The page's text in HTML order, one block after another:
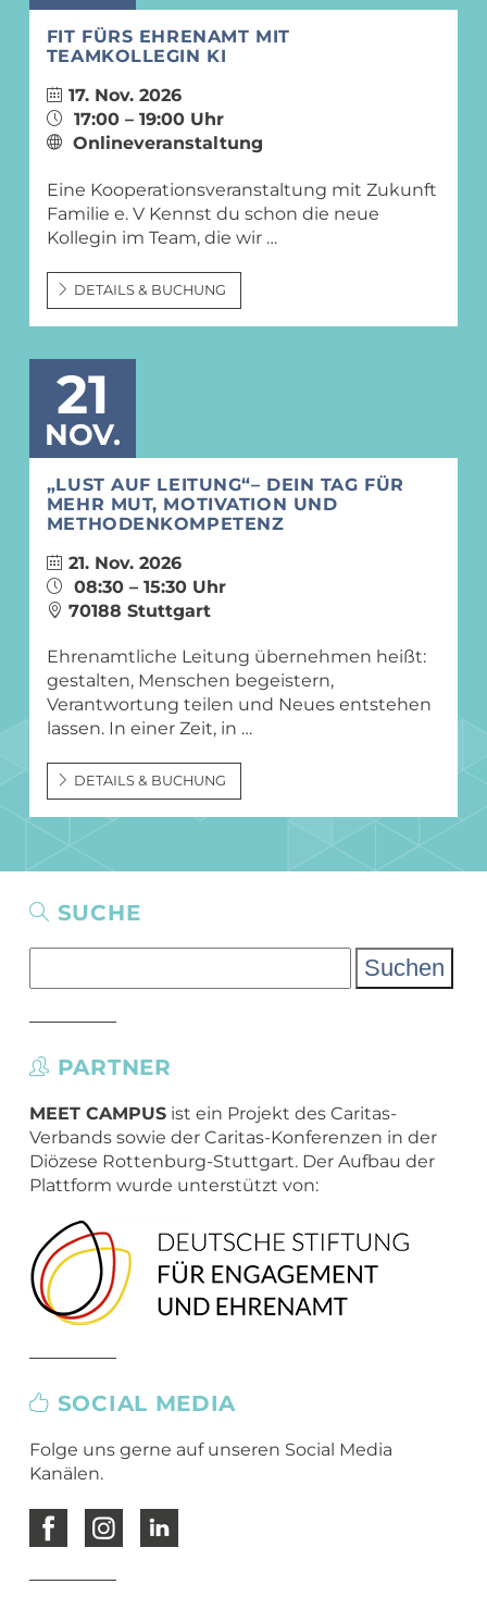
FIT FÜRS EHRENAMT MIT
TEAMKOLLEGIN KI
17. Nov. 2026
17:00 – 19:00 Uhr
Onlineveranstaltung
Eine Kooperationsveranstaltung mit Zukunft
Familie e. V Kennst du schon die neue
Kollegin im Team, die wir …
DETAILS & BUCHUNG
21
NOV.
„LUST AUF LEITUNG“– DEIN TAG FÜR
MEHR MUT, MOTIVATION UND
METHODENKOMPETENZ
21. Nov. 2026
08:30 – 15:30 Uhr
70188 Stuttgart
Ehrenamtliche Leitung übernehmen heißt:
gestalten, Menschen begeistern,
Verantwortung teilen und Neues entstehen
lassen. In einer Zeit, in …
DETAILS & BUCHUNG
SUCHE
PARTNER
MEET CAMPUSist ein Projekt des Caritas-
Verbands sowie der Caritas-Konferenzen in der
Diözese Rottenburg-Stuttgart. Der Aufbau der
Plattform wurde unterstützt von:
SOCIAL MEDIA
Folge uns gerne auf unseren Social Media
Kanälen.